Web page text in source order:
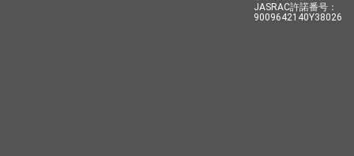
JASRAC許諾番号：
9009642140Y38026